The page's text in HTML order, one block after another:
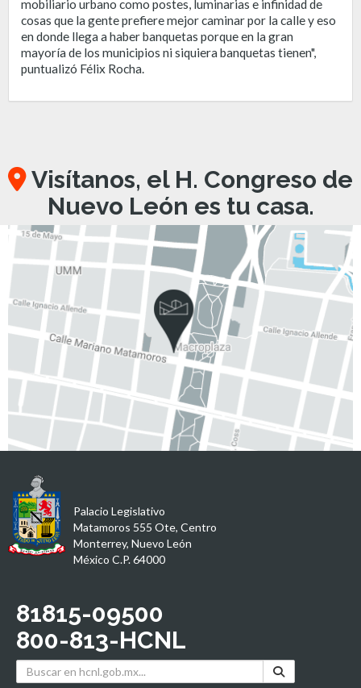
mobiliario urbano como postes, luminarias e infinidad de
cosas que la gente prefiere mejor caminar por la calle y eso
en donde llega a haber banquetas porque en la gran
mayoría de los municipios ni siquiera banquetas tienen",
puntualizó Félix Rocha.
Visítanos, el H. Congreso de
Nuevo León es tu casa.
Palacio Legislativo
Matamoros 555 Ote, Centro
Monterrey, Nuevo León
México C.P. 64000
81815-09500
800-813-HCNL